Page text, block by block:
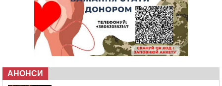
У Черкасах виявили низку недоліків у гуртожитку, де
проживають ВПО
07 СЕРПНЯ 2026, П'ЯТНИЦЯ
На Черкащині врятували рідкісного чорного грифа
(ФОТО)
ліцею “Перспектива” до кінця року
АНОНСИ